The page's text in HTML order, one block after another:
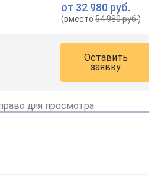
от 32 980 руб.
(вместо54 980 руб.)
Оставить
заявку
для просмотра